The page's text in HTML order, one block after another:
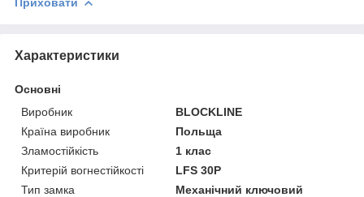
Характеристики
Основні
Виробник
BLOCKLINE
Країна виробник
Польща
Зламостійкість
1 клас
Критерій вогнестійкості
LFS 30P
Тип замка
Механічний ключовий